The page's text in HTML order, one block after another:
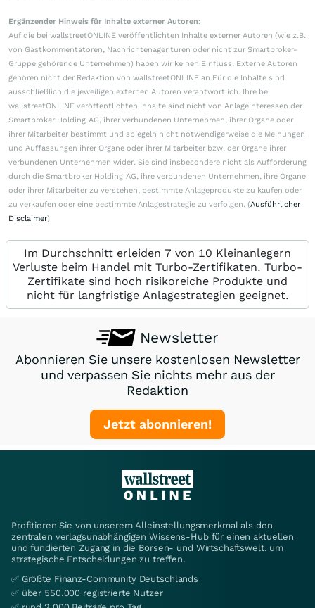
Ergänzender Hinweis für Inhalte externer Autoren:
Auf die bei wallstreetONLINE veröffentlichten Inhalte externer Autoren (wie z.B.
von Gastkommentatoren, Nachrichtenagenturen oder nicht zur Smartbroker-
Gruppe gehörende Unternehmen) haben wir keinen Einfluss. Externe Autoren
gehören nicht der Redaktion von wallstreetONLINE an.Für die Inhalte sind
ausschließlich die jeweiligen externen Autoren verantwortlich. Ihre bei
wallstreetONLINE veröffentlichten Inhalte sind nicht von Anlageinteressen der
Smartbroker Holding AG, ihrer verbundenen Unternehmen, ihrer Organe oder
ihrer Mitarbeiter bestimmt und spiegeln nicht notwendigerweise die Meinungen
und Auffassungen ihrer Organe oder ihrer Mitarbeiter bzw. der Organe ihrer
verbundenen Unternehmen wider. Sie sind insbesondere nicht als Aufforderung
durch die Smartbroker Holding AG, ihre verbundenen Unternehmen, ihre Organe
oder ihrer Mitarbeiter zu verstehen, bestimmte Anlageprodukte zu kaufen oder
zu verkaufen oder eine bestimmte Anlagestrategie zu verfolgen. (Ausführlicher
Disclaimer)
Im Durchschnitt erleiden 7 von 10 Kleinanlegern
Verluste beim Handel mit Turbo-Zertifikaten. Turbo-
Zertifikate sind hoch risikoreiche Produkte und
nicht für langfristige Anlagestrategien geeignet.
Newsletter
Abonnieren Sie unsere kostenlosen Newsletter
und verpassen Sie nichts mehr aus der
Redaktion
Jetzt abonnieren!
Profitieren Sie von unserem Alleinstellungsmerkmal als den
zentralen verlagsunabhängigen Wissens-Hub für einen aktuellen
und fundierten Zugang in die Börsen- und Wirtschaftswelt, um
strategische Entscheidungen zu treffen.
✅ Größte Finanz-Community Deutschlands
✅ über 550.000 registrierte Nutzer